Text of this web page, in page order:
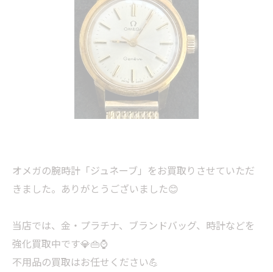
オメガの腕時計「ジュネーブ」をお買取りさせていただ
きました。ありがとうございました😊
当店では、金・プラチナ、ブランドバッグ、時計などを
強化買取中です💎👜⌚
不用品の買取はお任せください💪